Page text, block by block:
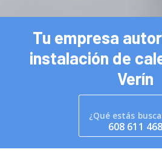
Tu empresa
instalación de
Verín
¿Qué estás
608 611 468